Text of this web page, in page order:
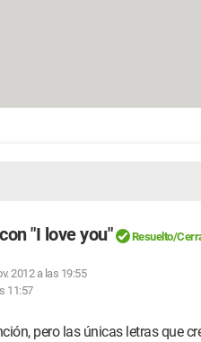
"I love you" Resuelto/
2012 a las 19:55
11:57
pero las únicas letras que